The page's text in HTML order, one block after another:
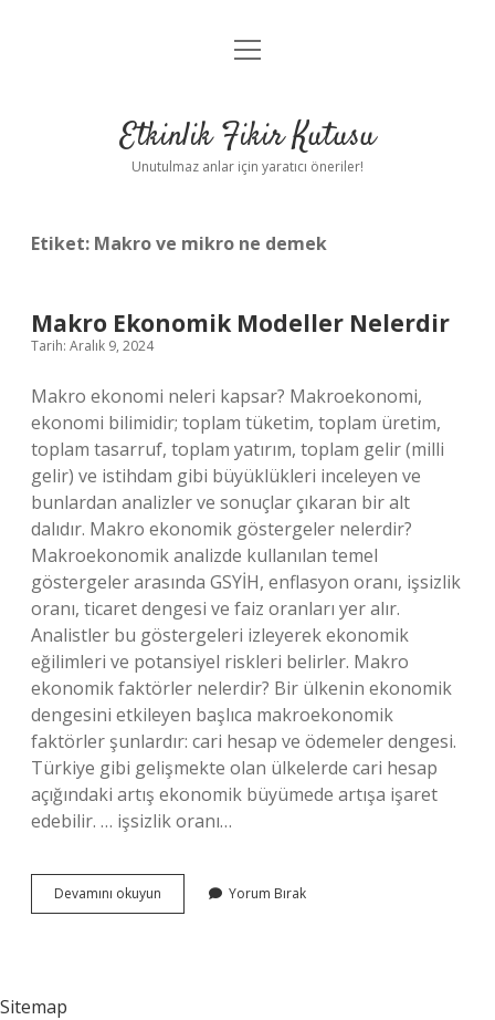
Anasayfa
Yasal Uyarı
menüyü
Etkinlik Fikir Kutusu
Unutulmaz anlar için yaratıcı öneriler!
Etiket: Makro ve mikro ne demek
Makro Ekonomik Modeller Nelerdir
Tarih: Aralık 9, 2024
Makro ekonomi neleri kapsar? Makroekonomi,
ekonomi bilimidir; toplam tüketim, toplam üretim,
toplam tasarruf, toplam yatırım, toplam gelir (milli
gelir) ve istihdam gibi büyüklükleri inceleyen ve
bunlardan analizler ve sonuçlar çıkaran bir alt
dalıdır. Makro ekonomik göstergeler nelerdir?
Makroekonomik analizde kullanılan temel
göstergeler arasında GSYİH, enflasyon oranı, işsizlik
oranı, ticaret dengesi ve faiz oranları yer alır.
Analistler bu göstergeleri izleyerek ekonomik
eğilimleri ve potansiyel riskleri belirler. Makro
ekonomik faktörler nelerdir? Bir ülkenin ekonomik
dengesini etkileyen başlıca makroekonomik
faktörler şunlardır: cari hesap ve ödemeler dengesi.
Türkiye gibi gelişmekte olan ülkelerde cari hesap
açığındaki artış ekonomik büyümede artışa işaret
edebilir. … işsizlik oranı…
Devamını okuyun
Ekonomik
Yorum Bırak
Sitemap